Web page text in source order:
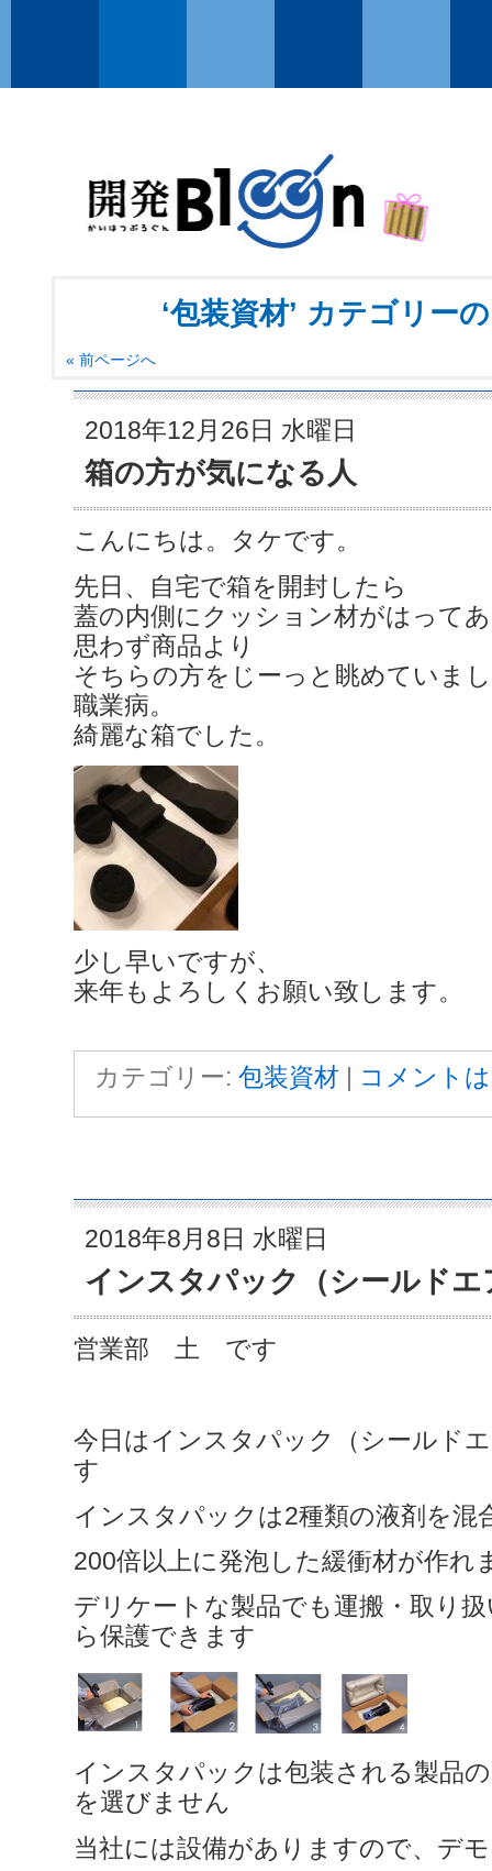
‘包装資材’ カテゴリー
« 前ページへ
2018年12月26日 水曜日
箱の方が気になる人
こんにちは。タケです。
先日、自宅で箱を開封したら
蓋の内側にクッション材がはって
思わず商品より
そちらの方をじーっと眺めていま
職業病。
綺麗な箱でした。
少し早いですが、
来年もよろしくお願い致します。
カテゴリー: 包装資材 | コメント
2018年8月8日 水曜日
インスタパック（シールドエ
営業部 土 です
今日はインスタパック（シールド
す
インスタパックは2種類の液剤を混
200倍以上に発泡した緩衝材が作れ
デリケートな製品でも運搬・取り
ら保護できます
インスタパックは包装される製品
を選びません
当社には設備がありますので、デ